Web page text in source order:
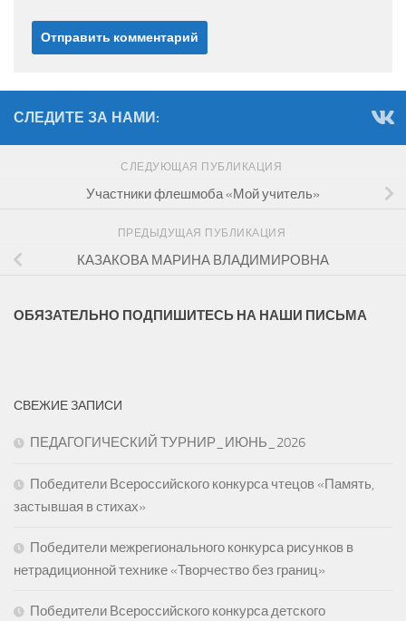
СЛЕДИТЕ ЗА НАМИ:
СЛЕДУЮЩАЯ ПУБЛИКАЦИЯ
Участники флешмоба «Мой учитель»
ПРЕДЫДУЩАЯ ПУБЛИКАЦИЯ
КАЗАКОВА МАРИНА ВЛАДИМИРОВНА
ОБЯЗАТЕЛЬНО ПОДПИШИТЕСЬ НА НАШИ ПИСЬМА
СВЕЖИЕ ЗАПИСИ
ПЕДАГОГИЧЕСКИЙ ТУРНИР_ИЮНЬ_2026
Победители Всероссийского конкурса чтецов «Память,
застывшая в стихах»
Победители межрегионального конкурса рисунков в
нетрадиционной технике «Творчество без границ»
Победители Всероссийского конкурса детского